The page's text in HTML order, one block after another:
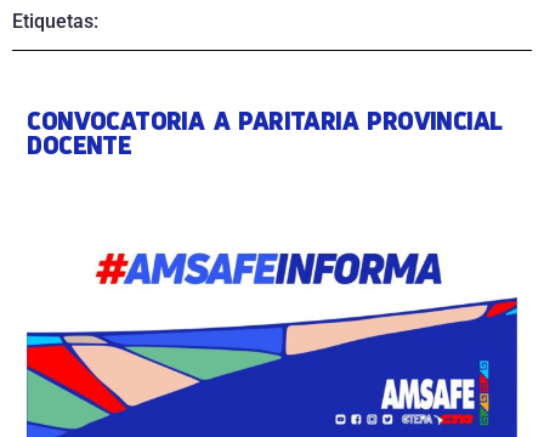
Etiquetas:
CONVOCATORIA A PARITARIA PROVINCIAL
DOCENTE